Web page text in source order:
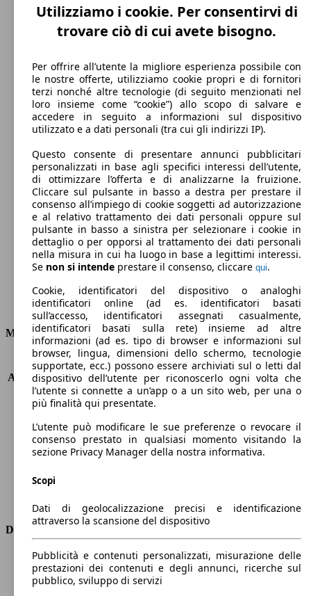
225 km/h
Velocità massima
Benzina
Carburante
112 g/km
Emissioni di CO2 (combinato)*
Consumi
Motore e Prestazioni
KW (PS)
133 kW (181 PS)
Accelerazione (0-100 km/h)
7.9s
Velocità massima (km/h)
225 km/h
Numero di marce
8
Coppia
250 nm
Cilindrata
1598 ccm
Carburante
Benzina
Trasmissione
Dimensioni
Lunghezza
4750 mm
Altezza
1390 mm
Larghezza
Utilizziamo i cookie. Per consentirvi di
trovare ciò di cui avete bisogno.
Per offrire all’utente la migliore esperienza possibile con
le nostre offerte, utilizziamo cookie propri e di fornitori
terzi nonché altre tecnologie (di seguito menzionati nel
loro insieme come “cookie”) allo scopo di salvare e
accedere in seguito a informazioni sul dispositivo
utilizzato e a dati personali (tra cui gli indirizzi IP).
Questo consente di presentare annunci pubblicitari
personalizzati in base agli specifici interessi dell’utente,
di ottimizzare l’offerta e di analizzarne la fruizione.
Cliccare sul pulsante in basso a destra per prestare il
consenso all’impiego di cookie soggetti ad autorizzazione
e al relativo trattamento dei dati personali oppure sul
pulsante in basso a sinistra per selezionare i cookie in
dettaglio o per opporsi al trattamento dei dati personali
nella misura in cui ha luogo in base a legittimi interessi.
Se non si intende prestare il consenso, cliccare qui.
Cookie, identificatori del dispositivo o analoghi
identificatori online (ad es. identificatori basati
sull’accesso, identificatori assegnati casualmente,
identificatori basati sulla rete) insieme ad altre
informazioni (ad es. tipo di browser e informazioni sul
browser, lingua, dimensioni dello schermo, tecnologie
supportate, ecc.) possono essere archiviati sul o letti dal
dispositivo dell’utente per riconoscerlo ogni volta che
l’utente si connette a un’app o a un sito web, per una o
più finalità qui presentate.
L’utente può modificare le sue preferenze o revocare il
consenso prestato in qualsiasi momento visitando la
sezione Privacy Manager della nostra informativa.
Scopi
Dati di geolocalizzazione precisi e identificazione
attraverso la scansione del dispositivo
Pubblicità e contenuti personalizzati, misurazione delle
prestazioni dei contenuti e degli annunci, ricerche sul
pubblico, sviluppo di servizi